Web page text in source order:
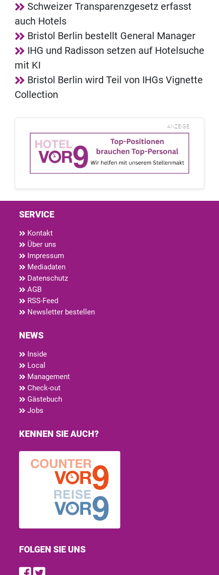
Schweizer Transparenzgesetz erfasst
auch Hotels
Bristol Berlin bestellt General Manager
IHG und Radisson setzen auf Hotelsuche
mit KI
Bristol Berlin wird Teil von IHGs Vignette
Collection
ANZEIGE
SERVICE
Kontakt
Über uns
Impressum
Mediadaten
Datenschutz
AGB
RSS-Feed
Newsletter bestellen
NEWS
Inside
Local
Management
Check-out
Gästebuch
Jobs
KENNEN SIE AUCH?
FOLGEN SIE UNS